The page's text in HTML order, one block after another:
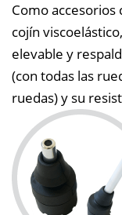
Como
cojín
elevable y
(con todas las
ruedas) y su